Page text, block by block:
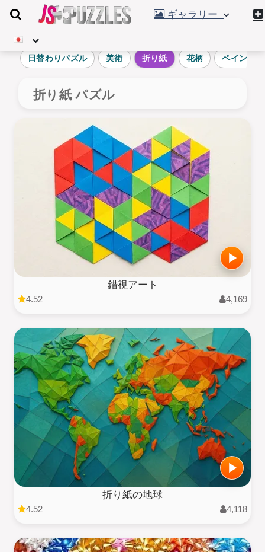
ギャラリー
日替わりパズル 美術 折り紙 花柄 ペインテ
折り紙 パズル
錯視アート
4.52 4,169
折り紙の地球
4.52 4,118